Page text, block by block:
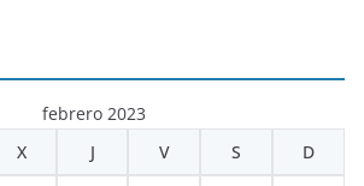
febrero 2023
X J V S D